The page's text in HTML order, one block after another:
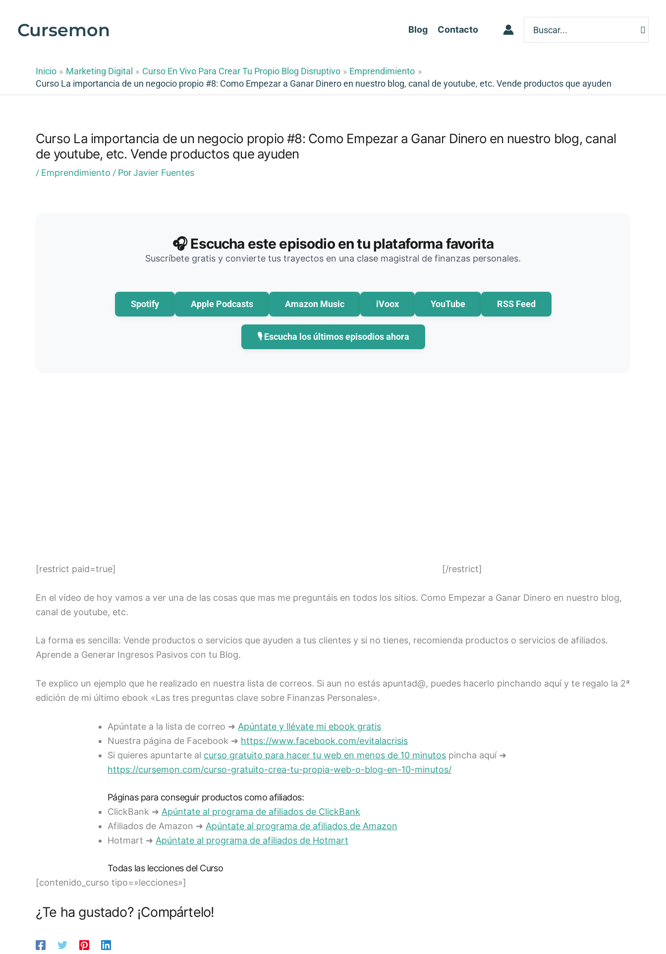
contenido
Cursemon Blog Contacto
for:
Inicio Marketing Digital Curso En Vivo Para Crear Tu Propio Blog Disruptivo
Emprendimiento
Curso La importancia de un negocio propio #8: Como Empezar a Ganar Dinero en nuestro blog, canal de youtube, etc. Vende productos que ayuden
Curso La importancia de un negocio propio #8: Como Empezar a Ganar Dinero en nuestro blog, canal
de youtube, etc. Vende productos que ayuden
/ Emprendimiento / PorJavier Fuentes
🎧 Escucha este episodio en tu plataforma favorita
Suscríbete gratis y convierte tus trayectos en una clase magistral de finanzas personales.
Spotify Apple Podcasts Amazon Music iVoox YouTube RSS Feed
🎙️ Escucha los últimos episodios ahora
[restrict paid=true] [/restrict]
En el vídeo de hoy vamos a ver una de las cosas que mas me preguntáis en todos los sitios. Como Empezar a Ganar Dinero en nuestro blog,
canal de youtube, etc.
La forma es sencilla: Vende productos o servicios que ayuden a tus clientes y si no tienes, recomienda productos o servicios de afiliados.
Aprende a Generar Ingresos Pasivos con tu Blog.
Te explico un ejemplo que he realizado en nuestra lista de correos. Si aun no estás apuntad@, puedes hacerlo pinchando aquí y te regalo la 2ª
edición de mi último ebook «Las tres preguntas clave sobre Finanzas Personales».
Apúntate a la lista de correo ➜ Apúntate y llévate mi ebook gratis
Nuestra página de Facebook ➜ https://www.facebook.com/evitalacrisis
Si quieres apuntarte al curso gratuito para hacer tu web en menos de 10 minutos pincha aquí ➜
https://cursemon.com/curso-gratuito-crea-tu-propia-web-o-blog-en-10-minutos/
Páginas para conseguir productos como afiliados:
ClickBank ➜ Apúntate al programa de afiliados de ClickBank
Afiliados de Amazon ➜ Apúntate al programa de afiliados de Amazon
Hotmart ➜ Apúntate al programa de afiliados de Hotmart
Todas las lecciones del Curso
[contenido_curso tipo=»lecciones»]
¿Te ha gustado? ¡Compártelo!